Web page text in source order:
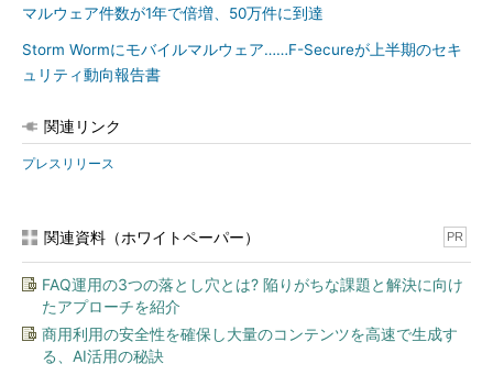
マルウェア件数が1年で倍増、50万件に到達
Storm Wormにモバイルマルウェア……F-Secureが上半期のセキ
ュリティ動向報告書
関連リンク
プレスリリース
関連資料（ホワイトペーパー） PR
FAQ運用の3つの落とし穴とは? 陥りがちな課題と解決に向け
たアプローチを紹介
商用利用の安全性を確保し大量のコンテンツを高速で生成す
る、AI活用の秘訣